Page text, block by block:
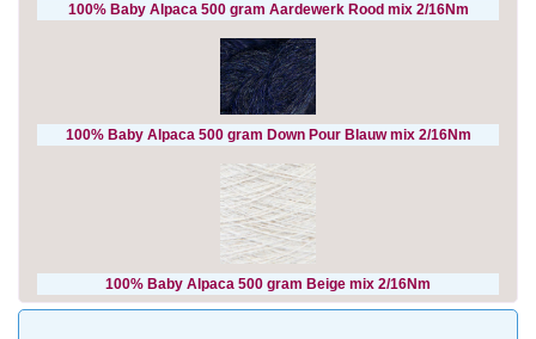
100% Baby Alpaca 500 gram Aardewerk Rood mix 2/16Nm
100% Baby Alpaca 500 gram Down Pour Blauw mix 2/16Nm
100% Baby Alpaca 500 gram Beige mix 2/16Nm